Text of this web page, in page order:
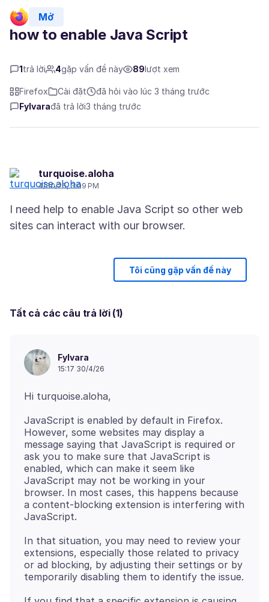
Mở
how to enable Java Script
1trả lời 4gặp vấn đề này 89lượt xem
Firefox Cài đặt
đã hỏi vào lúc 3 tháng trước
Fylvarađã trả lời3 tháng trước
turquoise.aloha
4/30/26, 3:09 PM
I need help to enable Java Script so other web
Tôi cũng gặp vấn đề này
Tất cả các câu trả lời (1)
Fylvara
15:17 30/4/26
JavaScript is enabled by default in Firefox.
However, some websites may display a
message saying that JavaScript is required or
ask you to make sure that JavaScript is
enabled, which can make it seem like
JavaScript may not be working in your
browser. In most cases, this happens because
a content-blocking extension is interfering with
In that situation, you may need to review your
extensions, especially those related to privacy
or ad blocking, by adjusting their settings or by